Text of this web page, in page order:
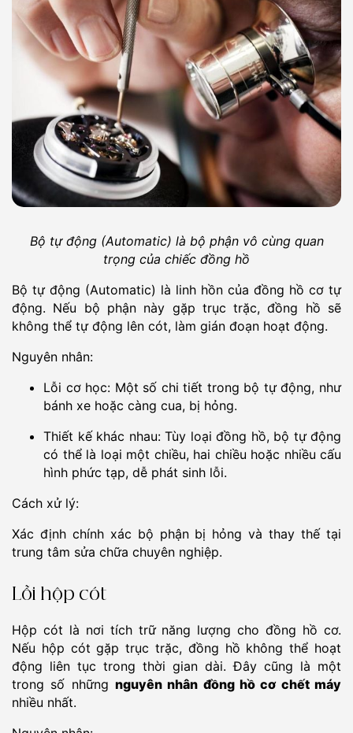
Bộ tự động (Automatic) là bộ phận vô cùng quan
trọng của chiếc đồng hồ
Bộ tự động (Automatic) là linh hồn của đồng hồ cơ tự
động. Nếu bộ phận này gặp trục trặc, đồng hồ sẽ
không thể tự động lên cót, làm gián đoạn hoạt động.
Nguyên nhân:
Lỗi cơ học: Một số chi tiết trong bộ tự động, như
bánh xe hoặc càng cua, bị hỏng.
Thiết kế khác nhau: Tùy loại đồng hồ, bộ tự động
có thể là loại một chiều, hai chiều hoặc nhiều cấu
hình phức tạp, dễ phát sinh lỗi.
Cách xử lý:
Xác định chính xác bộ phận bị hỏng và thay thế tại
trung tâm sửa chữa chuyên nghiệp.
Lỗi hộp cót
Hộp cót là nơi tích trữ năng lượng cho đồng hồ cơ.
Nếu hộp cót gặp trục trặc, đồng hồ không thể hoạt
động liên tục trong thời gian dài. Đây cũng là một
trong số những nguyên nhân đồng hồ cơ chết máy
nhiều nhất.